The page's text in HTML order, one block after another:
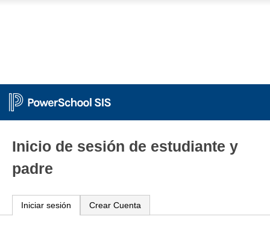
Inicio de sesión de estudiante y
padre
Iniciar sesión Crear Cuenta